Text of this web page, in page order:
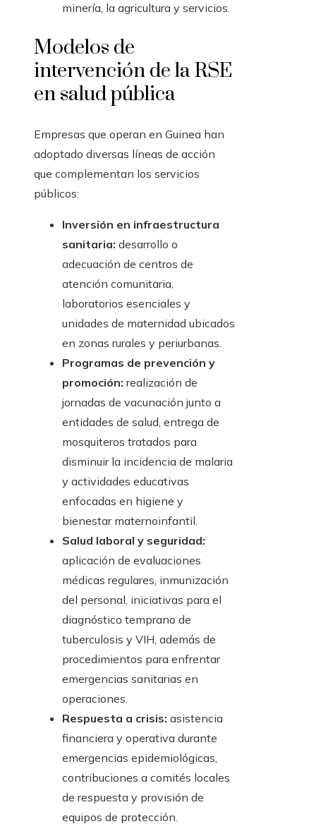
minería, la agricultura y servicios.
Modelos de
intervención de la RSE
en salud pública
Empresas que operan en Guinea han
adoptado diversas líneas de acción
que complementan los servicios
públicos:
Inversión en infraestructura
sanitaria: desarrollo o
adecuación de centros de
atención comunitaria,
laboratorios esenciales y
unidades de maternidad ubicados
en zonas rurales y periurbanas.
Programas de prevención y
promoción: realización de
jornadas de vacunación junto a
entidades de salud, entrega de
mosquiteros tratados para
disminuir la incidencia de malaria
y actividades educativas
enfocadas en higiene y
bienestar maternoinfantil.
Salud laboral y seguridad:
aplicación de evaluaciones
médicas regulares, inmunización
del personal, iniciativas para el
diagnóstico temprano de
tuberculosis y VIH, además de
procedimientos para enfrentar
emergencias sanitarias en
operaciones.
Respuesta a crisis: asistencia
financiera y operativa durante
emergencias epidemiológicas,
contribuciones a comités locales
de respuesta y provisión de
equipos de protección.